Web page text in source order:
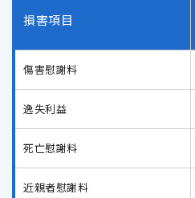
損害項目
傷害慰謝料
逸失利益
死亡慰謝料
近親者慰謝料